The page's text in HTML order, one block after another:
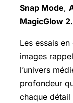
Snap Mode,
MagicGlow
Les essais
images
l’univers
profondeur
chaque